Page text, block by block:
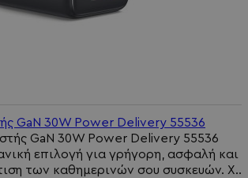
GaN 30W Power Delivery 55536
GaN 30W Power Delivery 55536
επιλογή για γρήγορη, ασφαλή και
των καθημερινών σου συσκευών. Χ..